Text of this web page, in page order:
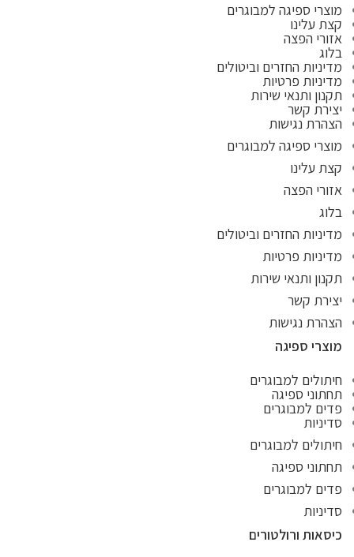
מוצרי ספיגה למבוגרים
קצת עלינו
אזורי הפצה
בלוג
מדיניות החזרים וביטולים
מדיניות פרטיות
תקנון ותנאי שירות
יצירת קשר
הצהרת נגישות
מוצרי ספיגה למבוגרים
קצת עלינו
אזורי הפצה
בלוג
מדיניות החזרים וביטולים
מדיניות פרטיות
תקנון ותנאי שירות
יצירת קשר
הצהרת נגישות
מוצרי ספיגה
חיתולים למבוגרים
תחתוני ספיגה
פדים למבוגרים
סדיניות
חיתולים למבוגרים
תחתוני ספיגה
פדים למבוגרים
סדיניות
כיסאות ורולטורים